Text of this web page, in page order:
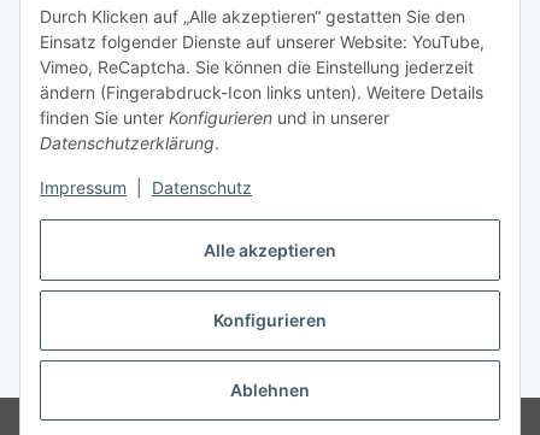
Alle akzeptieren
Konfigurieren
Ablehnen
Durch Klicken auf „Alle akzeptieren“ gestatten Sie den
Einsatz folgender Dienste auf unserer Website: YouTube,
Vimeo, ReCaptcha. Sie können die Einstellung jederzeit
ändern (Fingerabdruck-Icon links unten). Weitere Details
finden Sie unter Konfigurieren und in unserer
Datenschutzerklärung.
Impressum Datenschutz
Vertrag widerrufen
* Alle Preise inkl. gesetzlicher USt., zzgl.Versand
© Maren Brunner